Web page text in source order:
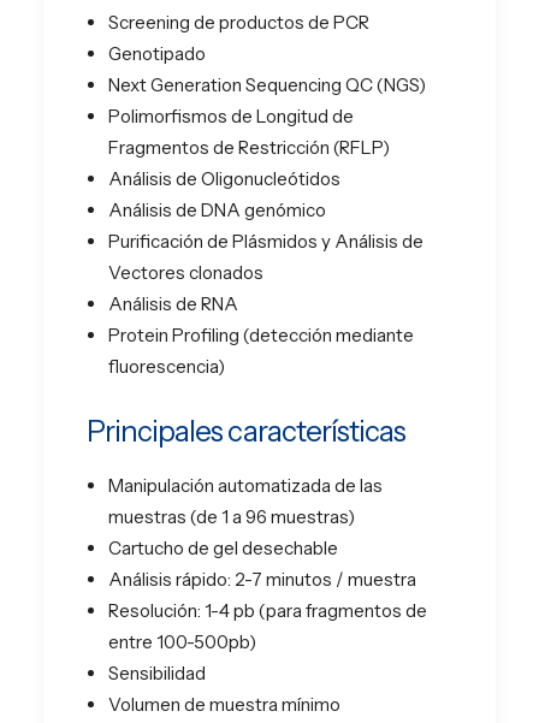
Screening de productos de PCR
Genotipado
Next Generation Sequencing QC (NGS)
Polimorfismos de Longitud de
Fragmentos de Restricción (RFLP)
Análisis de Oligonucleótidos
Análisis de DNA genómico
Purificación de Plásmidos y Análisis de
Vectores clonados
Análisis de RNA
Protein Profiling (detección mediante
fluorescencia)
Principales características
Manipulación automatizada de las
muestras (de 1 a 96 muestras)
Cartucho de gel desechable
Análisis rápido: 2-7 minutos / muestra
Resolución: 1-4 pb (para fragmentos de
entre 100-500pb)
Sensibilidad
Volumen de muestra mínimo